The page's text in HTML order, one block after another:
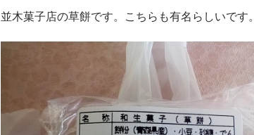
並木菓子店の草餅です。こちらも有名らしいです。